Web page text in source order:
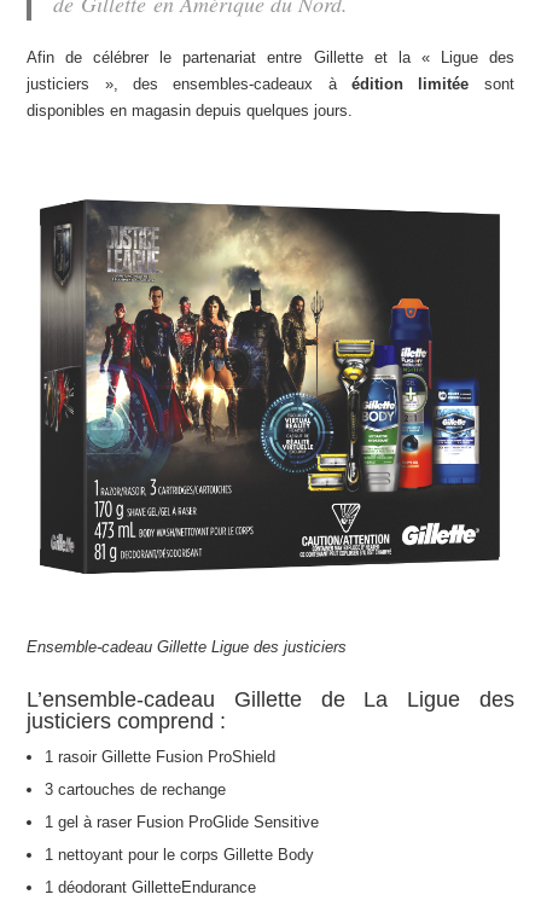
Afin de célébrer le partenariat entre Gillette et la « Ligue des
justiciers », des ensembles-cadeaux àédition limitée sont
disponibles en magasin depuis quelques jours.
Ensemble-cadeau Gillette Ligue des justiciers
L’ensemble-cadeau Gillettede La Ligue des
justiciers comprend :
1 rasoirGillette Fusion ProShield
3 cartouches de rechange
1 gel à raser Fusion ProGlide Sensitive
1 nettoyant pour le corpsGillette Body
1 déodorantGilletteEndurance